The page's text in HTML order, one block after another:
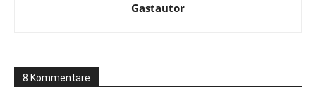
Gastautor
8 Kommentare